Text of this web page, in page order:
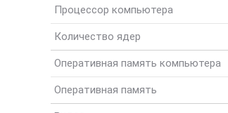
Процессор компьютера
Количество ядер
Оперативная память компьютера
Оперативная память